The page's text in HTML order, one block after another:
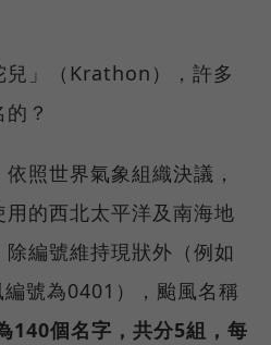
兒」（Krathon），許多
？
照世界氣象組織決議，
的西北太平洋及南海地
編號維持現狀外（例如
號為0401），颱風名稱
140個名字，共分5組，每